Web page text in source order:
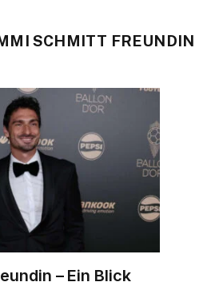
SCHMITT FREUNDIN
– Ein Blick